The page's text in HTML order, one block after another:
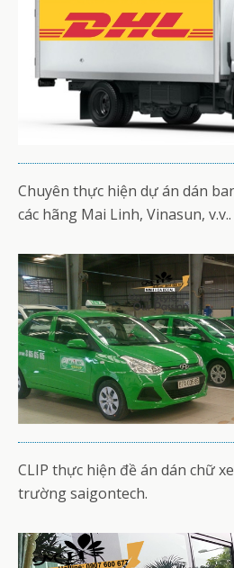
Chuyên thực hiện dự án dán
các hãng Mai Linh, Vinasun, v.v..
CLIP thực hiện đề án dán chữ
trường saigontech.